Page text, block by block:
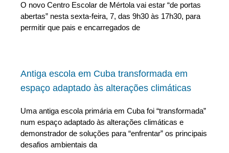
O novo Centro Escolar de Mértola vai estar “de portas
abertas” nesta sexta-feira, 7, das 9h30 às 17h30, para
permitir que pais e encarregados de
Antiga escola em Cuba transformada em
espaço adaptado às alterações climáticas
Uma antiga escola primária em Cuba foi “transformada”
num espaço adaptado às alterações climáticas e
demonstrador de soluções para “enfrentar” os principais
desafios ambientais da